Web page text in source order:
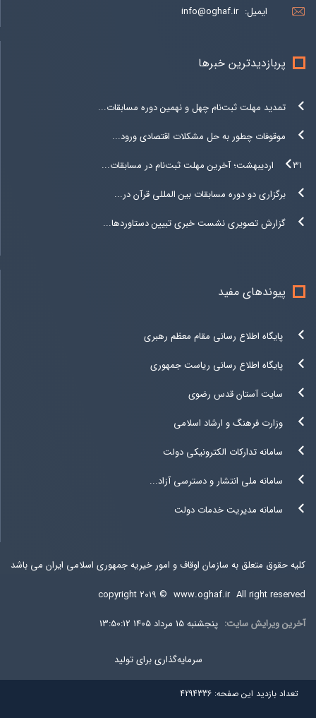
ایمیل: info@oghaf.ir
پربازدیدترین خبرها
تمدید مهلت ثبت‌نام چهل و نهمین دوره مسابقات...
موقوفات چطور به حل مشکلات اقتصادی ورود...
۳۱ اردیبهشت؛ آخرین مهلت ثبت‌نام در مسابقات...
برگزاری دو دوره مسابقات بین المللی قرآن در...
گزارش تصویری نشست خبری تبیین دستاوردها...
پیوندهای مفید
پایگاه اطلاع رسانی مقام معظم رهبری
پایگاه اطلاع رسانی ریاست جمهوری
سایت آستان قدس رضوی
وزارت فرهنگ و ارشاد اسلامی
سامانه تدارکات الکترونیکی دولت
سامانه ملی انتشار و دسترسی آزاد...
سامانه مدیریت خدمات دولت
کلیه حقوق متعلق به سازمان اوقاف و امور خیریه جمهوری اسلامی ایران می باشد
copyright ۲۰۱۹ © www.oghaf.ir All right reserved
آخرين ويرايش سایت: پنجشنبه 15 مرداد 1405 13:50:12
سرمایه‌گذاری برای تولید
تعداد بازديد اين صفحه: 4294336